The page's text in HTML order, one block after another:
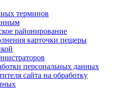
терминов
районирование
карточки пещеры
персональных данных
сайта на обработку